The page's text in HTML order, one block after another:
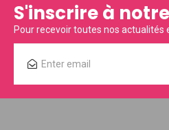
S'inscrire à
Pour recevoir toutes nos actualités